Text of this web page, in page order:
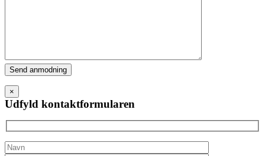
Please
leave
this
field
empty.
×
Udfyld kontaktformularen